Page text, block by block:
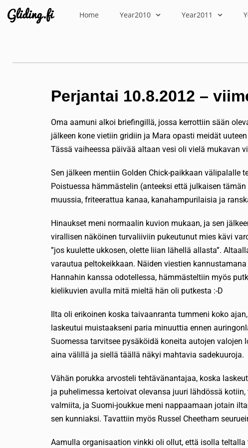
Home Year2010 Year2011
Perjantai 10.8.2012 –
Oma aamuni alkoi briefingillä, jossa kerrottiin sään
jälkeen kone vietiin gridiin ja Mara opasti meidät
Tässä vaiheessa päivää altaan vesi oli vielä mukavan
Sen jälkeen mentiin Golden Chick-paikkaan
Poistuessa hämmästelin (anteeksi että julkaisen
muussia, friteerattua kanaa, kanahampurilaisia ja
Hinaukset meni normaalin kuvion mukaan, ja sen
virallisen näköinen turvaliiviin pukeutunut mies kävi
”jos kuulette ukkosen, olette liian lähellä allasta”.
varautua peltokeikkaan. Näiden viestien
Hannahin kanssa odotellessa, hämmästeltiin myös
kielikuvien avulla mitä mieltä hän oli putkesta :-D
Ilta oli erikoinen koska taivaanranta tummeni koko
laskeutui muistaakseni paria minuuttia ennen
Suomessa tarvitsee pysäköidä koneita autojen
aina välillä ja siellä täällä näkyi mahtavia sadekuuroja.
Vähän porukka arvosteli tehtävänantajaa, koska
ja puhelimessa kertoivat olevansa juuri lähdössä
valmiita, ja Suomi-joukkue meni nappaamaan jotain
sen kunniaksi. Tavattiin myös Russel Cheetham
Aamulla organisaation vinkki oli ollut, että isolla